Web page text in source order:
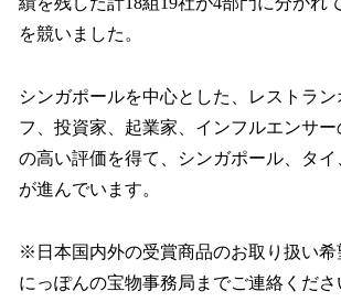
を競いました。
シンガポールを中心とした、レストラン
フ、投資家、起業家、インフルエンサ
の高い評価を得て、シンガポール、タ
が進んでいます。
※日本国内外の受賞商品のお取り扱い希
にっぽんの宝物事務局までご連絡くださ